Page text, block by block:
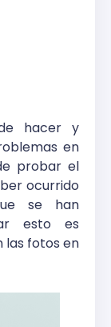
hacer y
en
probar el
ocurrido
se han
esto es
las fotos en